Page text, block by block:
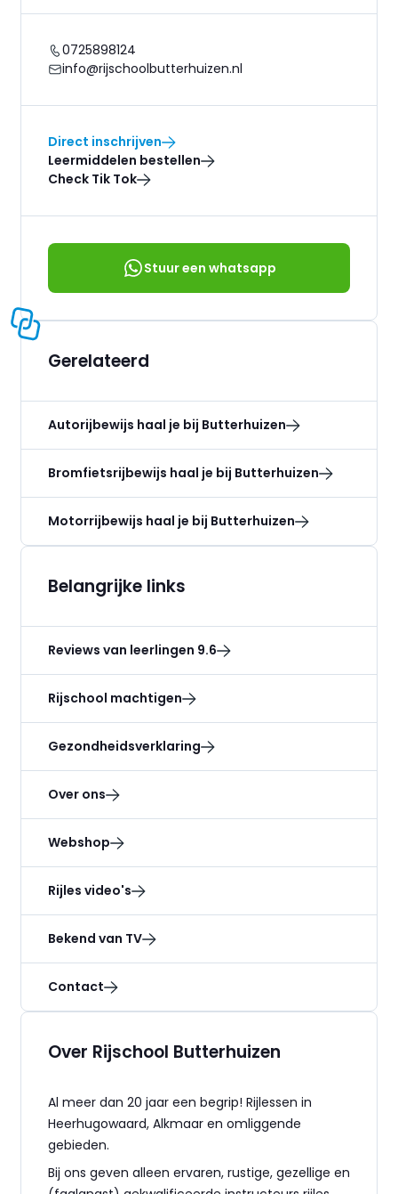
0725898124
info@rijschoolbutterhuizen.nl
Direct inschrijven
Leermiddelen bestellen
Check Tik Tok
Stuur een whatsapp
Gerelateerd
Autorijbewijs haal je bij Butterhuizen
Bromfietsrijbewijs haal je bij Butterhuizen
Motorrijbewijs haal je bij Butterhuizen
Belangrijke links
Reviews van leerlingen 9.6
Rijschool machtigen
Gezondheidsverklaring
Over ons
Webshop
Rijles video's
Bekend van TV
Contact
Over Rijschool Butterhuizen
Al meer dan 20 jaar een begrip! Rijlessen in
Heerhugowaard, Alkmaar en omliggende
gebieden.
Bij ons geven alleen ervaren, rustige, gezellige en